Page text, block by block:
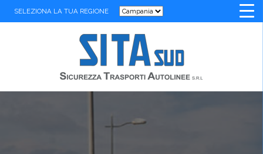
SELEZIONA LA TUA REGIONE